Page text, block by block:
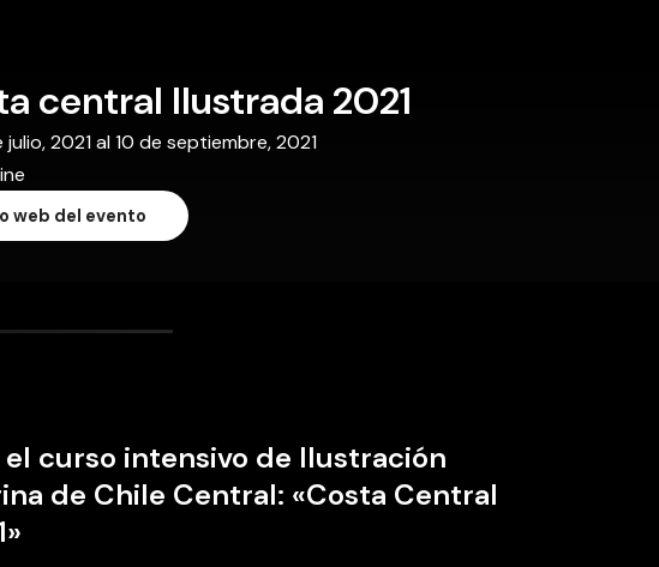
central Ilustrada 2021
julio, 2021 al 10 de septiembre, 2021
web del evento
curso intensivo de Ilustración
de Chile Central: «Costa Central